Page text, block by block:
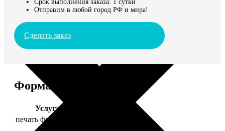
Срок выполнения заказа: 1 сутки
Отправим в любой город РФ и мира!
Сделать заказ
Форматы и цены
Услуга
печать фото 10х10